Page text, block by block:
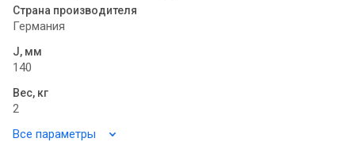
Страна производителя
Германия
J, мм
140
Вес, кг
2
Все параметры